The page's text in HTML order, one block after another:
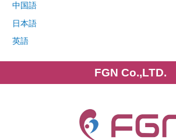
中国語
日本語
英語
FGN Co.,LTD.